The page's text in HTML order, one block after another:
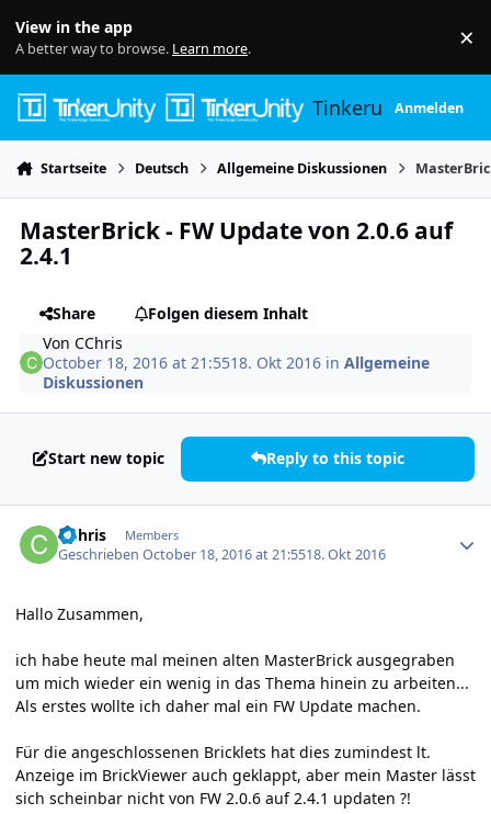
View in the app
A better way to browse. Learn more. ×
TinkerunityAnmelden
Startseite Deutsch Allgemeine Diskussionen
MasterBrick - FW Update von 2.0.6 auf
2.4.1
Share
Folgen diesem Inhalt
VonCChris
October 18, 2016 at 21:5518. Okt 2016 inAllgemeine
Diskussionen
Start new topic Reply to this topic
CChris Members
GeschriebenOctober 18, 2016 at 21:5518. Okt 2016
Hallo Zusammen,
ich habe heute mal meinen alten MasterBrick ausgegraben
um mich wieder ein wenig in das Thema hinein zu arbeiten...
Als erstes wollte ich daher mal ein FW Update machen.
Für die angeschlossenen Bricklets hat dies zumindest lt.
Anzeige im BrickViewer auch geklappt, aber mein Master lässt
sich scheinbar nicht von FW 2.0.6 auf 2.4.1 updaten ?!